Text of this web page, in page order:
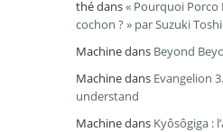
thédans« Pourquoi Porco
cochon ? » par Suzuki
Machinedans Beyond
Machinedans Evangelion
understand
Machinedans Kyôsôgiga :